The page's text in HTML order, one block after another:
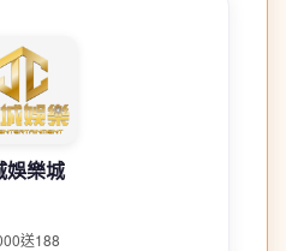
娛樂城
送188